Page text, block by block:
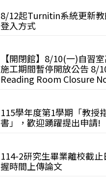
8/12起Turnitin系統更新
登入方式
【開閉館】8/10(一)自習
施工期間暫停開放公告 8/
Reading Room Closure
115學年度第1學期「教授
書」，歡迎踴躍提出申請!
114-2研究生畢業離校截止
握時間上傳論文